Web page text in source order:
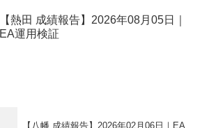
【熱田 成績報告】2026年08月05日｜
EA運用検証
【八幡 成績報告】2026年02月06日｜EA